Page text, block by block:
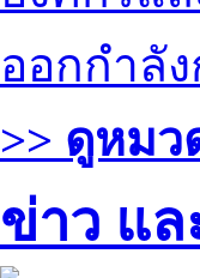
ออกกำลั
>> ดูหม
ข่าว แล